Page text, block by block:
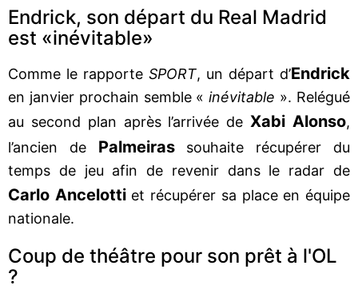
Endrick, son départ du Real Madrid
est «inévitable»
Comme le rapporte SPORT, un départ d’Endrick
en janvier prochain semble «inévitable ». Relégué
au second plan après l’arrivée deXabi Alonso,
l’ancien de Palmeirassouhaite récupérer du
temps de jeu afin de revenir dans le radar de
Carlo Ancelotti et récupérer sa place en équipe
nationale.
Coup de théâtre pour son prêt à l'OL
?